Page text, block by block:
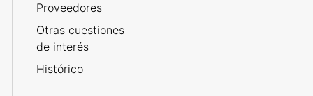
Proveedores
Otras cuestiones
de interés
Histórico